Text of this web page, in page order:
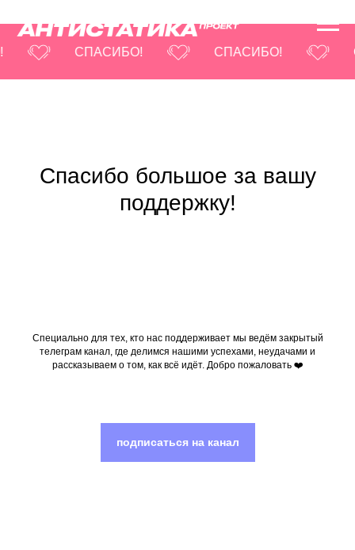
СПАСИБО! СПАСИБО!
Спасибо большое за вашу
поддержку!
Специально для тех, кто нас поддерживает мы ведём закрытый
телеграм канал, где делимся нашими успехами, неудачами и
рассказываем о том, как всё идёт. Добро пожаловать ❤️
подписаться на канал